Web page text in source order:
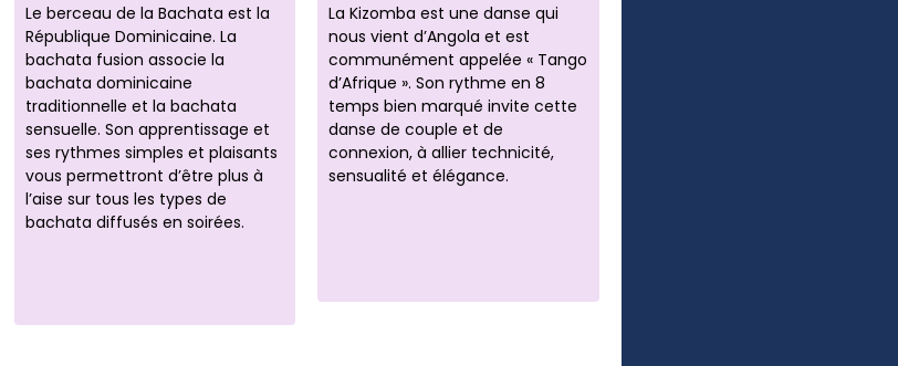
Le berceau de la Bachata est la
République Dominicaine. La
bachata fusion associe la
bachata dominicaine
traditionnelle et la bachata
sensuelle. Son apprentissage et
ses rythmes simples et plaisants
vous permettront d’être plus à
l’aise sur tous les types de
bachata diffusés en soirées.
La Kizomba est une danse qui
nous vient d’Angola et est
communément appelée « Tango
d’Afrique ». Son rythme en 8
temps bien marqué invite cette
danse de couple et de
connexion, à allier technicité,
sensualité et élégance.